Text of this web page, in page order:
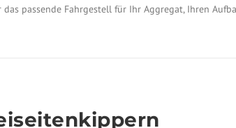
passende Fahrgestell für Ihr Aggregat, Ihren